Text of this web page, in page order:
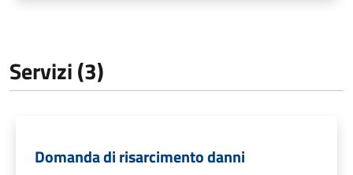
Servizi (3)
Domanda di risarcimento danni